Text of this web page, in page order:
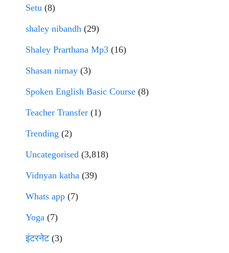
Setu (8)
shaley nibandh (29)
Shaley Prarthana Mp3 (16)
Shasan nirnay (3)
Spoken English Basic Course (8)
Teacher Transfer (1)
Trending (2)
Uncategorised (3,818)
Vidnyan katha (39)
Whats app (7)
Yoga (7)
इंटरनेट(3)